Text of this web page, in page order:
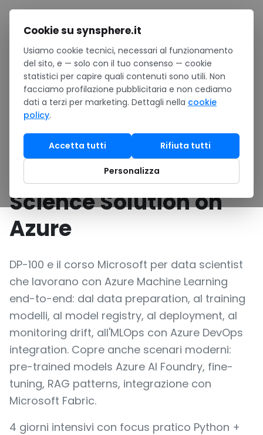
Salta al contenuto
Home / Formazione Catalogo corsi Microsoft
DP-100 Designing and Implementing a Data Science
Solution on Azure
PER DATA SCIENTIST CHE OPERATIONALIZZANO
MODELLI ML SU AZURE ML
DP-100 Designing and
Implementing a Data
Science Solution on
Azure
DP-100 e il corso Microsoft per data scientist
che lavorano con Azure Machine Learning
end-to-end: dal data preparation, al training
modelli, al model registry, al deployment, al
monitoring drift, all'MLOps con Azure DevOps
integration. Copre anche scenari moderni:
pre-trained models Azure AI Foundry, fine-
tuning, RAG patterns, integrazione con
Microsoft Fabric.
4 giorni intensivi con focus pratico Python +
Cookie su synsphere.it
Usiamo cookie tecnici, necessari al funzionamento
del sito, e — solo con il tuo consenso — cookie
statistici per capire quali contenuti sono utili. Non
facciamo profilazione pubblicitaria e non cediamo
dati a terzi per marketing. Dettagli nella cookie
policy.
Accetta tutti Rifiuta tutti
Personalizza